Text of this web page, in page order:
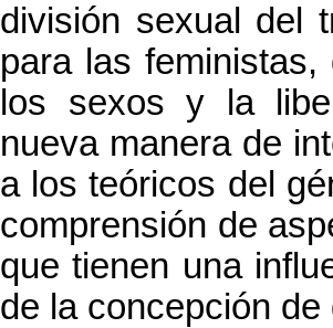
división sexual del
para las
los sexos y la
nueva manera de
a los teóricos del
comprensión de
que tienen una
de la concepción